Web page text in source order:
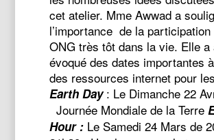
cet atelier. Mme Awwad a
l’importance de la participation
ONG très tôt dans la vie. Elle a
évoqué des dates importantes
des ressources internet pour
Earth Day: Le Dimanche 22
Journée Mondiale de la Terre
Hour : Le Samedi 24 Mars de